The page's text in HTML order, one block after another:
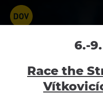
Voucher
Tower s
6.-
Race the